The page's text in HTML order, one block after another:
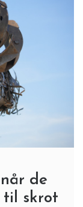
de
til skrot